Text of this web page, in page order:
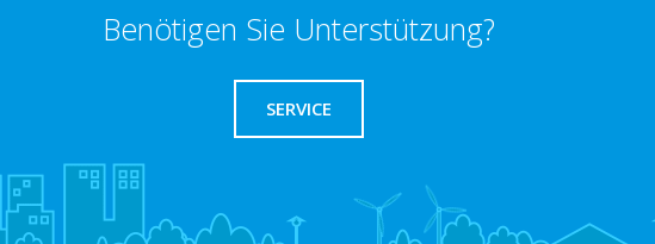
Benötigen Sie Unterstützung?
SERVICE